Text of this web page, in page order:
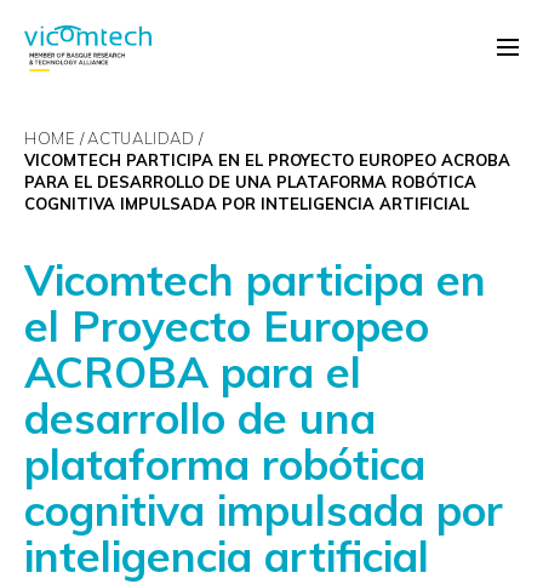
HOME
ACTUALIDAD
VICOMTECH PARTICIPA EN EL PROYECTO EUROPEO ACROBA
PARA EL DESARROLLO DE UNA PLATAFORMA ROBÓTICA
COGNITIVA IMPULSADA POR INTELIGENCIA ARTIFICIAL
Vicomtech participa en
el Proyecto Europeo
ACROBA para el
desarrollo de una
plataforma robótica
cognitiva impulsada por
inteligencia artificial